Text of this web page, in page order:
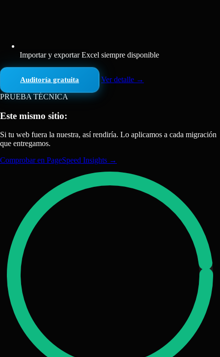
Importar y exportar Excel siempre disponible
Auditoría gratuita Ver detalle →
PRUEBA TÉCNICA
Este mismo sitio:
Si tu web fuera la nuestra, así rendiría. Lo aplicamos a cada migración
que entregamos.
Comprobar en PageSpeed Insights →